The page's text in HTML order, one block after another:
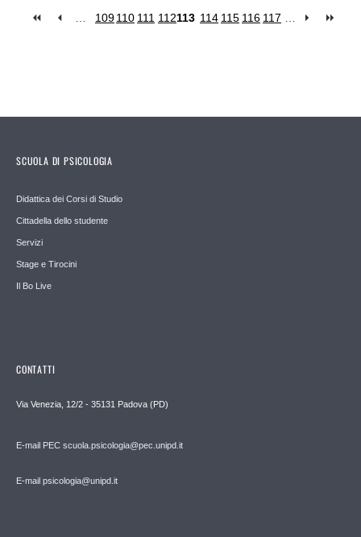
… 109110 111 112113 114 115 116 117 …
SCUOLA DI PSICOLOGIA
Didattica dei Corsi di Studio
Cittadella dello studente
Servizi
Stage e Tirocini
Il Bo Live
CONTATTI
Via Venezia, 12/2 - 35131 Padova (PD)
E-mail PEC scuola.psicologia@pec.unipd.it
E-mail psicologia@unipd.it